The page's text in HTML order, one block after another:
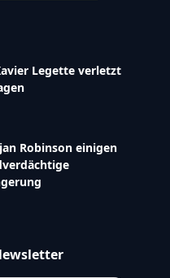
Legette verletzt
Robinson einigen